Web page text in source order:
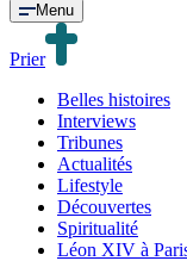
Menu
Prier
Belles histoires
Interviews
Tribunes
Actualités
Lifestyle
Découvertes
Spiritualité
Léon XIV à